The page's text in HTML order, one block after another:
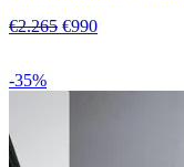
€2.265 €990
-35%